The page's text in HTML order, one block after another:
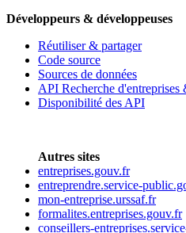
Développeurs & développeuses
Réutiliser & partager
Code source
Sources de données
API Recherche
Disponibilité des API
Autres sites
entreprises.gouv.fr
entreprendre.service-
mon-entreprise.urssaf.fr
formalites.entreprises.gouv.fr
conseillers-